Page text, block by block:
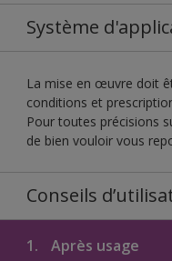
Système
La mise en œuvre doit
conditions et
Pour toutes précisions
de bien vouloir vous
Conseils
1. Après usage